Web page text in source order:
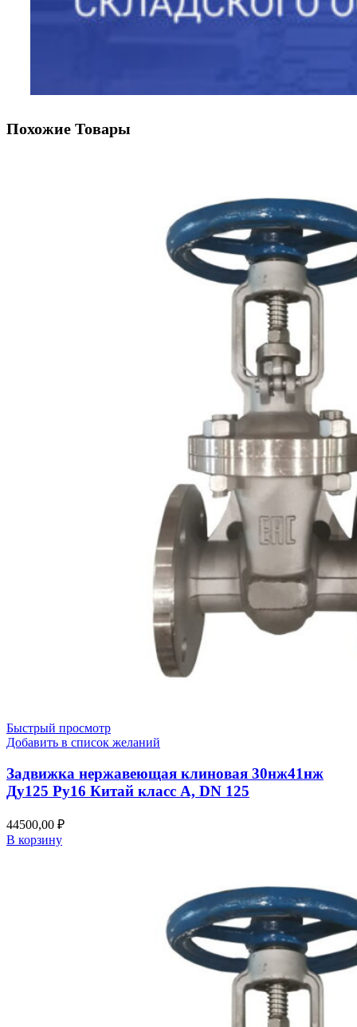
Похожие Товары
Быстрый просмотр
Добавить в список желаний
Задвижка нержавеющая клиновая 30нж41нж
Ду125 Ру16 Китай класс А, DN 125
44500,00 ₽
В корзину